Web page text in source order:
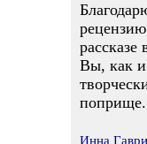
рассказе
Вы, как
поприще.
Инна